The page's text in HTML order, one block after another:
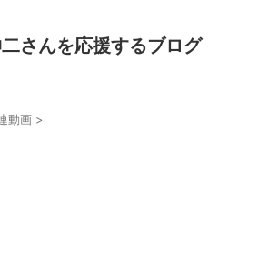
さんを応援するブログ
動画 >